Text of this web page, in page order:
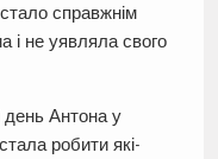
справжнім
не уявляла свого
Антона у
робити які-